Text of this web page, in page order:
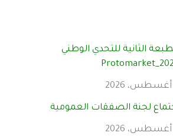
الثانية للتحدي الوطني
لجنة الصفقات العمومية